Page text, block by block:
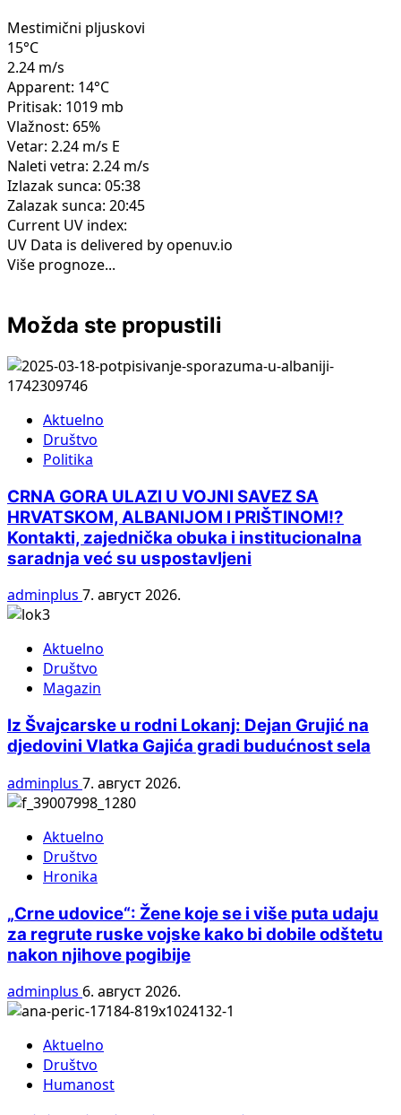
Mestimični pljuskovi
15°C
2.24 m/s
Apparent: 14°C
Pritisak: 1019 mb
Vlažnost: 65%
Vetar: 2.24 m/s E
Naleti vetra: 2.24 m/s
Izlazak sunca: 05:38
Zalazak sunca: 20:45
Current UV index:
UV Data is delivered by openuv.io
Više prognoze...
Možda ste propustili
Aktuelno
Društvo
Politika
CRNA GORA ULAZI U VOJNI SAVEZ SA
HRVATSKOM, ALBANIJOM I PRIŠTINOM!?
Kontakti, zajednička obuka i institucionalna
saradnja već su uspostavljeni
adminplus 7. август 2026.
Aktuelno
Društvo
Magazin
Iz Švajcarske u rodni Lokanj: Dejan Grujić na
djedovini Vlatka Gajića gradi budućnost sela
adminplus 7. август 2026.
Aktuelno
Društvo
Hronika
„Crne udovice“: Žene koje se i više puta udaju
za regrute ruske vojske kako bi dobile odštetu
nakon njihove pogibije
adminplus 6. август 2026.
Aktuelno
Društvo
Humanost